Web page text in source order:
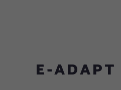
E-ADAPT